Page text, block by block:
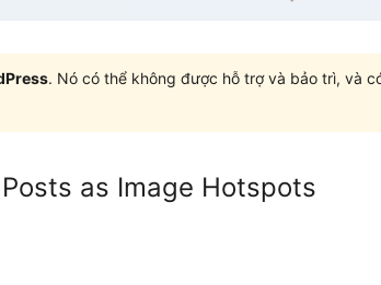
. Nó có thể không được hỗ trợ và bảo trì, và
as Image Hotspots